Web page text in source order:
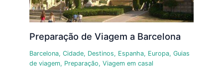
Preparação de Viagem a Barcelona
Barcelona, Cidade, Destinos, Espanha, Europa, Guias
de viagem, Preparação, Viagem em casal